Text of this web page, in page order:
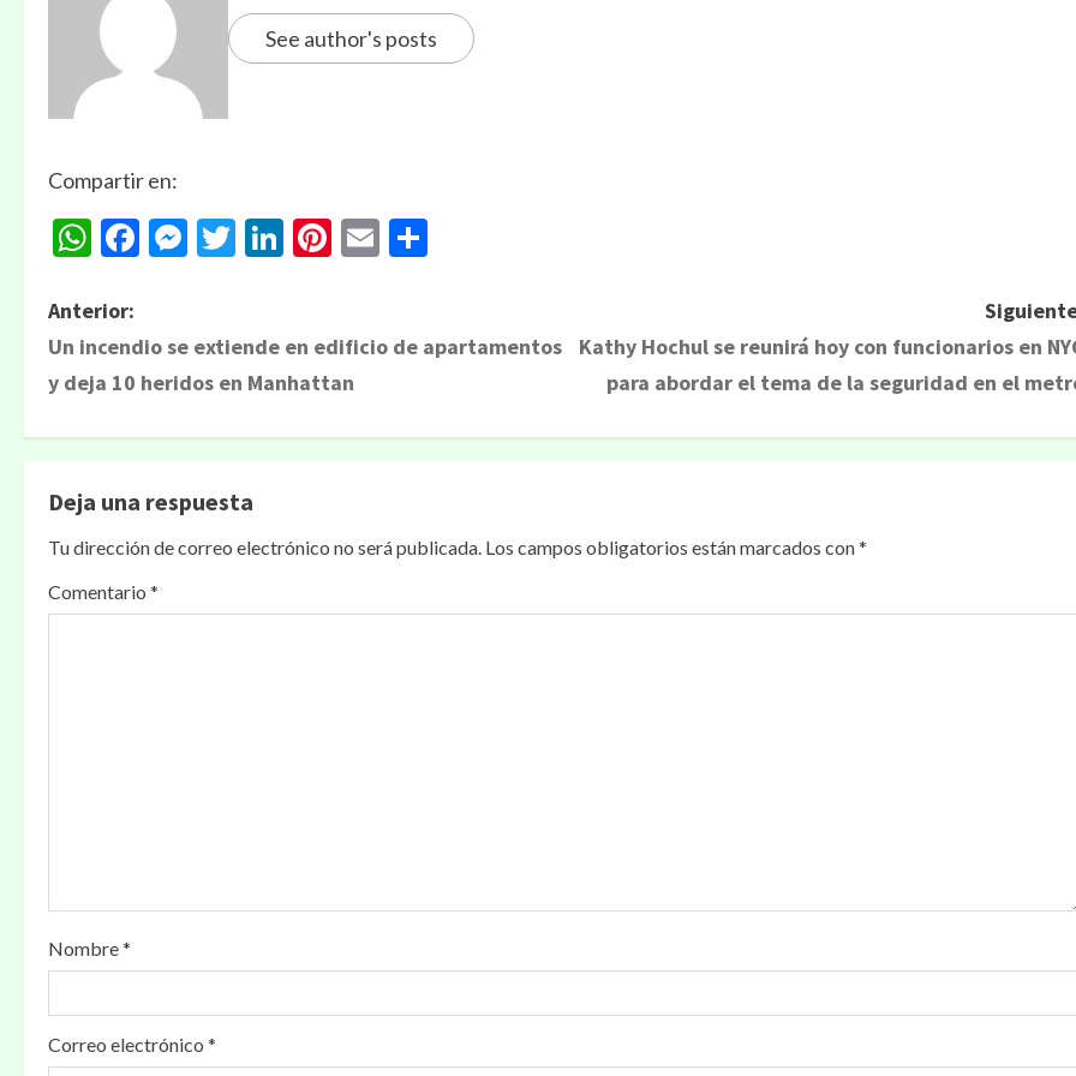
See author's posts
Compartir en:
WhatsApp
Facebook
Messenger
Twitter
LinkedIn
Pinterest
Email
Anterior:
Un incendio se extiende en edificio de apartamentos
y deja 10 heridos en Manhattan
Kathy Hochul se reunirá hoy con funcionarios en
para abordar el tema de la seguridad en el
Deja una respuesta
Tu dirección de correo electrónico no será publicada. Los campos obligatorios están marcados con*
Comentario *
Nombre*
Correo electrónico *